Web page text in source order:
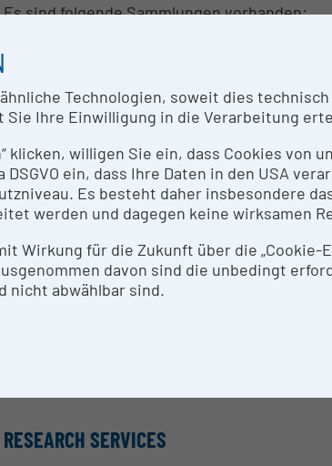
Es sind folgende Sammlungen vorhanden:
• Edel- und Schmucksteine: ca. 400
• Technologische Sammlung: ca. 700
• Lagerstättenproben: etwa 5.000 Objekte,
Sammlungen O.M. Friedrich und H. G.
• Sammlungskonvolut E.J. Zirkl: ca. 6.000
Daneben existieren noch zwei
Polarisationsapparate, Goniometer), nicht
• Sammlung von Kristallmodellen: ca. 800
Karton), nicht digitalisiert.
RESEARCH SERVICES
Technologien, soweit dies
Ihre Einwilligung in die Verarbeitung
klicken, willigen Sie ein, dass Cookies
DSGVO ein, dass Ihre Daten in den USA
Es besteht daher insbesondere
werden und dagegen keine wirksamen
Wirkung für die Zukunft über die
davon sind die unbedingt
nicht abwählbar sind.